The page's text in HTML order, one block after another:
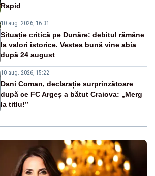
Rapid
10 aug. 2026, 16:31
Situație critică pe Dunăre: debitul rămâne
la valori istorice. Vestea bună vine abia
după 24 august
10 aug. 2026, 15:22
Dani Coman, declarație surprinzătoare
după ce FC Argeș a bătut Craiova: „Merg
la titlu!”